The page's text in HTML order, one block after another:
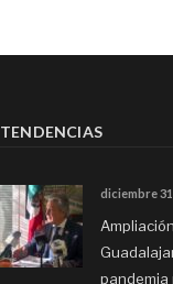
TENDENCIAS
diciembre
pandemia